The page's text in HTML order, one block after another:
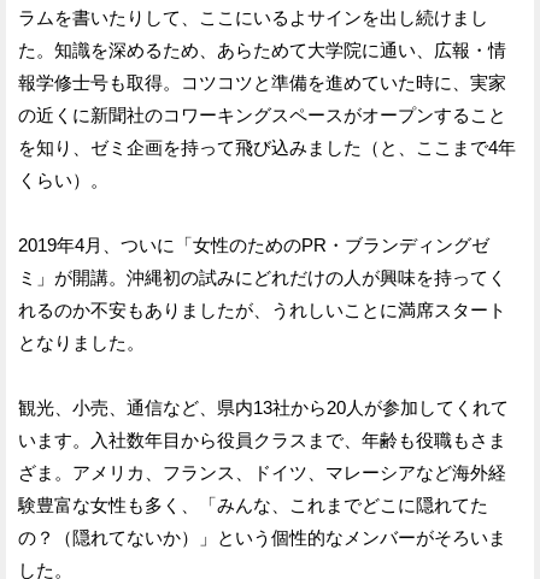
ラムを書いたりして、ここにいるよサインを出し続けまし
た。知識を深めるため、あらためて大学院に通い、広報・情
報学修士号も取得。コツコツと準備を進めていた時に、実家
の近くに新聞社のコワーキングスペースがオープンすること
を知り、ゼミ企画を持って飛び込みました（と、ここまで4年
くらい）。
2019年4月、ついに「女性のためのPR・ブランディングゼ
ミ」が開講。沖縄初の試みにどれだけの人が興味を持ってく
れるのか不安もありましたが、うれしいことに満席スタート
となりました。
観光、小売、通信など、県内13社から20人が参加してくれて
います。入社数年目から役員クラスまで、年齢も役職もさま
ざま。アメリカ、フランス、ドイツ、マレーシアなど海外経
験豊富な女性も多く、「みんな、これまでどこに隠れてた
の？（隠れてないか）」という個性的なメンバーがそろいま
した。